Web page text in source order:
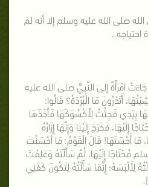
صلى الله عليه وسلم إلا أنه لم
امْرَأَةٌ إلى النَّبِيَّ صلى الله عليه
أَتَدْرُونَ مَا الْبُرْدَةُ؟ قَالُوا:
بِيَدِي فَجِئْتُ لِأَكْسُوَكَهَا فَأَخَذَهَا
إِلَيْهَا، فَخَرَجَ إِلَيْنَا وَإِنَّهَا إِزَارُهُ
مَا أَحْسَنَهَا! قَالَ الْقَوْمُ: مَا أَحْسَنْتَ
مُحْتَاجًا إِلَيْهَا، ثُمَّ سَأَلْتَهُ وَعَلِمْتَ
لِأَلْبَسَهُ؛ إِنَّمَا سَأَلْتُهُ لِتَكُونَ كَفَنِي